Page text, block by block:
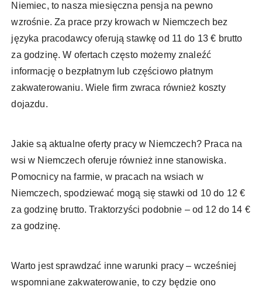
Niemiec, to nasza miesięczna pensja na pewno
wzrośnie. Za prace przy krowach w Niemczech bez
języka pracodawcy oferują stawkę od 11 do 13 € brutto
za godzinę. W ofertach często możemy znaleźć
informację o bezpłatnym lub częściowo płatnym
zakwaterowaniu. Wiele firm zwraca również koszty
dojazdu.
Jakie są aktualne oferty pracy w Niemczech? Praca na
wsi w Niemczech oferuje również inne stanowiska.
Pomocnicy na farmie, w pracach na wsiach w
Niemczech, spodziewać mogą się stawki od 10 do 12 €
za godzinę brutto. Traktorzyści podobnie – od 12 do 14 €
za godzinę.
Warto jest sprawdzać inne warunki pracy – wcześniej
wspomniane zakwaterowanie, to czy będzie ono